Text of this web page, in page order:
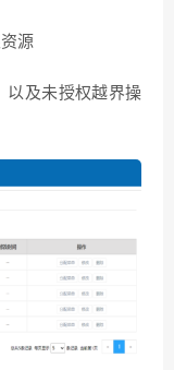
源
以及未授权越界操